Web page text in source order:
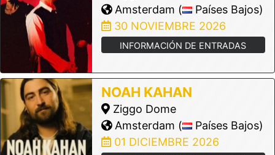
Amsterdam (
Países Bajos)
30 NOVIEMBRE 2026
INFORMACIÓN DE ENTRADAS
NOAH KAHAN
Ziggo Dome
Amsterdam (
Países Bajos)
01 DICIEMBRE 2026